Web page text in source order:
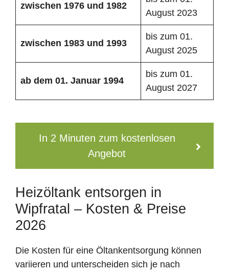
zwischen 1976 und 1982
August 2023
zwischen 1983 und 1993
bis zum 01.
August 2025
ab dem 01. Januar 1994
bis zum 01.
August 2027
In 2 Minuten zum kostenlosen
Angebot
Heizöltank entsorgen in
Wipfratal – Kosten & Preise
2026
Die Kosten für eine Öltankentsorgung können
variieren und unterscheiden sich je nach